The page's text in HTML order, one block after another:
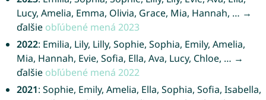
Lucy, Amelia, Emma, Olivia, Grace, Mia, Hannah, … →
ďalšie obľúbené mená 2023
2022: Emilia, Lily, Lilly, Sophie, Sophia, Emily, Amelia,
Mia, Hannah, Evie, Sofia, Ella, Ava, Lucy, Chloe, … →
ďalšie obľúbené mená 2022
2021: Sophie, Emily, Amelia, Ella, Sophia, Sofia, Isabella,